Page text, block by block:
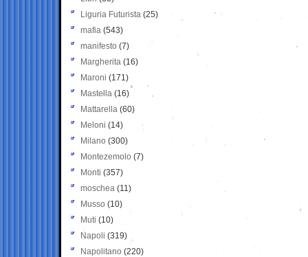
Liguria Futurista (25)
mafia (543)
manifesto (7)
Margherita (16)
Maroni (171)
Mastella (16)
Mattarella (60)
Meloni (14)
Milano (300)
Montezemolo (7)
Monti (357)
moschea (11)
Musso (10)
Muti (10)
Napoli (319)
Napolitano (220)